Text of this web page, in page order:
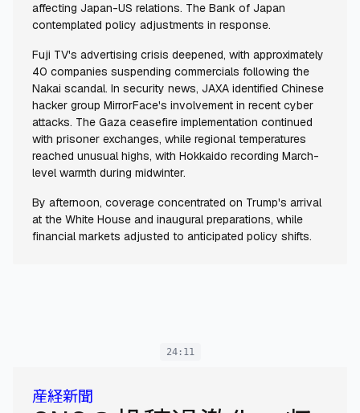
affecting Japan-US relations. The Bank of Japan
contemplated policy adjustments in response.
Fuji TV's advertising crisis deepened, with approximately
40 companies suspending commercials following the
Nakai scandal. In security news, JAXA identified Chinese
hacker group MirrorFace's involvement in recent cyber
attacks. The Gaza ceasefire implementation continued
with prisoner exchanges, while regional temperatures
reached unusual highs, with Hokkaido recording March-
level warmth during midwinter.
By afternoon, coverage concentrated on Trump's arrival
at the White House and inaugural preparations, while
financial markets adjusted to anticipated policy shifts.
24:11
産経新聞